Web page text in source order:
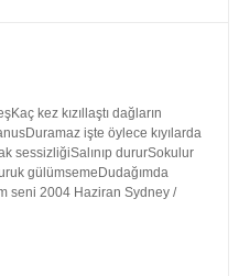
kez kızıllaştı dağların
işte öylece kıyılarda
sessizliğiSalınıp dururSokulur
gülümsemeDudağımda
seni 2004 Haziran Sydney /